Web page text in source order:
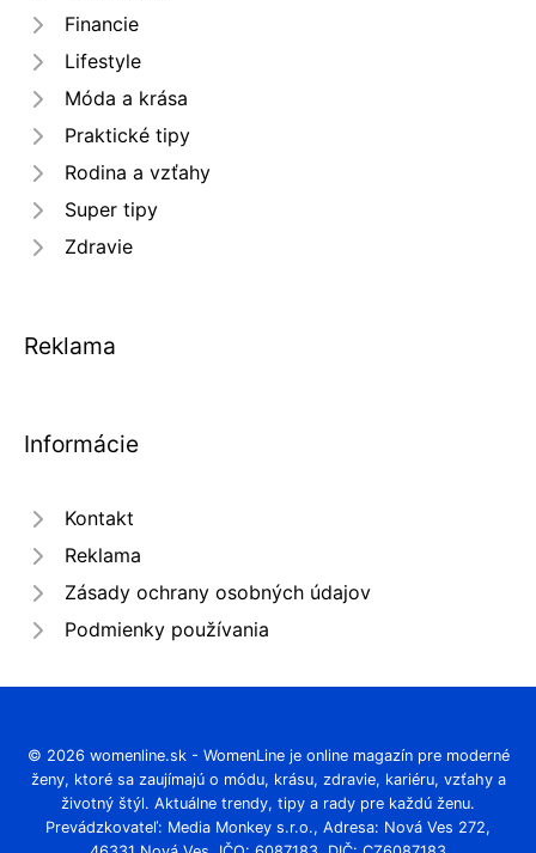
Financie
Lifestyle
Móda a krása
Praktické tipy
Rodina a vzťahy
Super tipy
Zdravie
Reklama
Informácie
Kontakt
Reklama
Zásady ochrany osobných údajov
Podmienky používania
© 2026 womenline.sk - WomenLine je online magazín pre moderné
ženy, ktoré sa zaujímajú o módu, krásu, zdravie, kariéru, vzťahy a
životný štýl. Aktuálne trendy, tipy a rady pre každú ženu.
Prevádzkovateľ: Media Monkey s.r.o., Adresa: Nová Ves 272,